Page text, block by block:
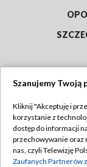
Abonament
Emisja w TVP
Szanujemy Twoją
Kliknij "Akceptuję i
korzystanie z
dostęp do informacji
przechowywanie oraz
nas, czyli Telewizję
Zaufanych Partnerów